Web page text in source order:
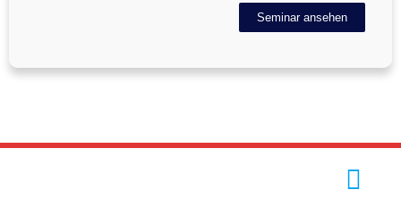
Seminar ansehen